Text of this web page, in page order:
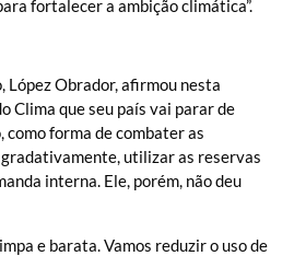
fortalecer a ambição climática”.
López Obrador, afirmou nesta
Clima que seu país vai parar de
forma de combater as
utilizar as reservas
interna. Ele, porém, não deu
e barata. Vamos reduzir o uso de